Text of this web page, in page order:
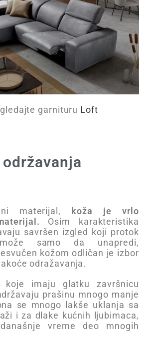
garnituru Loft
materijal,
koža je vrlo
Osim karakteristika
savršen izgled koji protok
samo da unapredi,
kožom odličan je izbor
odražavanja.
koje imaju glatku završnicu
prašinu mnogo manje
se mnogo lakše uklanja sa
i za dlake kućnih ljubimaca,
vreme deo mnogih